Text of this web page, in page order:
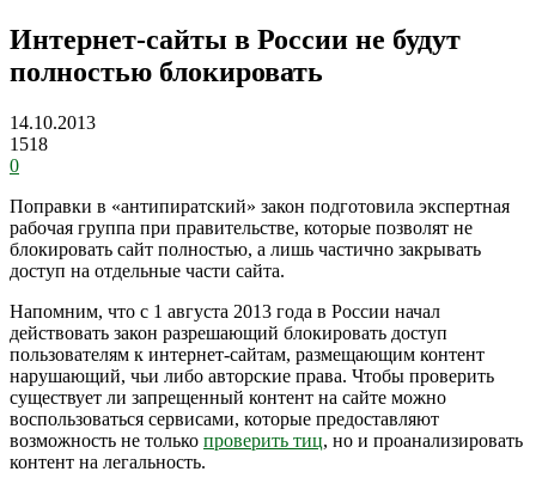
Интернет-сайты в России не будут
полностью блокировать
14.10.2013
1518
0
Поправки в «антипиратский» закон подготовила экспертная
рабочая группа при правительстве, которые позволят не
блокировать сайт полностью, а лишь частично закрывать
доступ на отдельные части сайта.
Напомним, что с 1 августа 2013 года в России начал
действовать закон разрешающий блокировать доступ
пользователям к интернет-сайтам, размещающим контент
нарушающий, чьи либо авторские права. Чтобы проверить
существует ли запрещенный контент на сайте можно
воспользоваться сервисами, которые предоставляют
возможность не только проверить тиц, но и проанализировать
контент на легальность.